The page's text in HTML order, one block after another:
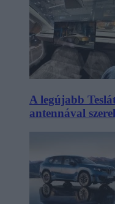
A legújabb
antennával